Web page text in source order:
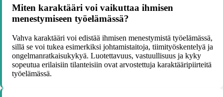
Miten karaktääri voi vaikuttaa ihmisen
menestymiseen työelämässä?
Vahva karaktääri voi edistää ihmisen menestymistä työelämässä,
sillä se voi tukea esimerkiksi johtamistaitoja, tiimityöskentelyä ja
ongelmanratkaisukykyä. Luotettavuus, vastuullisuus ja kyky
sopeutua erilaisiin tilanteisiin ovat arvostettuja karaktääripiirteitä
työelämässä.